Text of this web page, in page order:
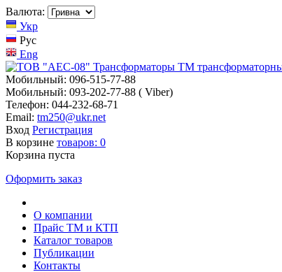
Валюта:
Укр
Рус
Eng
Мобильный: 096-515-77-88
Мобильный: 093-202-77-88 ( Viber)
Телефон: 044-232-68-71
Email: tm250@ukr.net
Вход Регистрация
В корзине товаров: 0
Корзина пуста
Оформить заказ
О компании
Прайс TM и КТП
Каталог товаров
Публикации
Контакты